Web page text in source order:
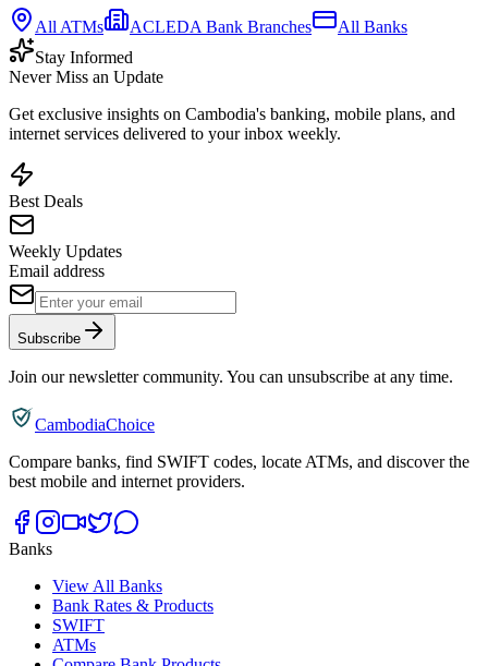
All ATMs ACLEDA Bank Branches
All Banks
Stay Informed
Never Miss an Update
Get exclusive insights on Cambodia's banking, mobile plans, and
internet services delivered to your inbox weekly.
Best Deals
Weekly Updates
Email address
Subscribe
Join our newsletter community. You can unsubscribe at any time.
CambodiaChoice
Compare banks, find SWIFT codes, locate ATMs, and discover the
best mobile and internet providers.
Banks
View All Banks
Bank Rates & Products
SWIFT
ATMs